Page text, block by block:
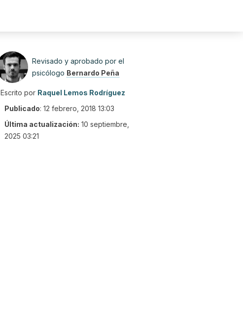
Revisado y aprobado por el
psicólogo Bernardo Peña
Escrito por Raquel Lemos Rodríguez
Publicado: 12 febrero, 2018 13:03
Última actualización: 10 septiembre,
2025 03:21